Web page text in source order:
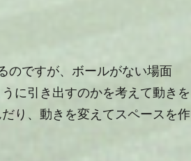
のですが、ボールがない場面
に引き出すのかを考えて動きを
り、動きを変えてスペースを作